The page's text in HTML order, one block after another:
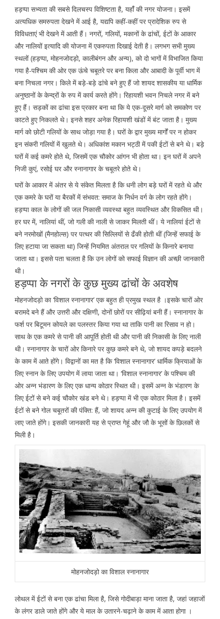
हड़प्पा सभ्यता की सबसे दिलचस्प विशिष्टता है, यहांँ की नगर योजना। इसमें
अत्यधिक समरुपता देखने में आई है, यद्यपि कहीं-कहीं पर प्रादेशिक रुप से
विविधताएं भी देखने में आती हैं। नगरों, गलियों, मकानों के ढांचों, ईटों के आकार
और नालियों इत्यादि की योजना में एकरुपता दिखाई देती है। लगभग सभी मुख्य
स्थलों (हड़प्पा, मोहनजोदड़ो, कालीबंगन और अन्य), को दो भागों में विभाजित किया
गया है-पश्चिम की ओर एक ऊंचे चबूतरे पर बना किला और आबादी के पूर्वी भाग में
बना निचला नगर। किले में बड़े-बड़े ढांचे बने हुए हैं जो शायद शासकीय या धार्मिक
अनुष्ठानों के केन्द्रों के रुप में कार्य करते होंगे। रिहायशी भवन निचले नगर में बने
हुए हैं। सड़कों का ढांचा इस प्रकार बना था कि ये एक-दूसरे मार्ग को समकोण पर
काटते हुए निकलते थे। इनसे शहर अनेक रिहायशी खंडों में बंट जाता है। मुख्य
मार्ग को छोटी गलियों के साथ जोड़ा गया है। घरों के द्वार मुख्य मार्गों पर न होकर
इन संकरी गलियों में खुलते थे। अधिकांश मकान भट्ठी में पकी ईटों से बने थे। बड़े
घरों में कई कमरे होते थे, जिसमें एक चौकोर आंगन भी होता था। इन घरों में अपने
निजी कुएं, रसोई घर और स्नानागार के चबूतरे होते थे।
घरों के आकार में अंतर से ये संकेत मिलता है कि धनी लोग बड़े घरों में रहते थे और
एक कमरे के घरों या बैरकों में संभवत: समाज के निर्धन वर्ग के लोग रहते होंगे।
हड़प्पा काल के लोगों की जल निकासी व्यवस्था बहुत व्यवस्थित और विकसित थी।
हर घर में, नालियां थीं, जो गली की नाली से जाकर मिलती थीं। ये नालियां ईटों से
बने नरमोखों (मैनहोल्स) पर पत्थर की सिल्लियों से ढँकी होती थीं (जिन्हें सफाई के
लिए हटाया जा सकता था) जिन्हें नियमित अंतराल पर गलियों के किनारे बनाया
जाता था। इससे पता चलता है कि उन लोगों को सफाई विज्ञान की अच्छी जानकारी
थी।
हड़प्पा के नगरों के कुछ मुख्य ढांचों के अवशेष
मोहनजोदड़ो का ‘विशाल स्नानागार’ एक बहुत ही प्रमुख स्थल है ।इसके चारों ओर
बरामदे बने हैं और उत्तरी और दक्षिणी, दोनों छोरों पर सीढ़ियां बनी हैं। स्नानागार के
फर्श पर बिटूमन कोयले का पलस्तर किया गया था ताकि पानी का रिसाव न हो।
साथ के एक कमरे से पानी की आपूर्ति होती थी और पानी की निकासी के लिए नाली
थी। स्नानागार के चारों ओर किनारे पर कुछ कमरे बने थे, जो शायद कपड़े बदलने
के काम में आते होंगे। विद्वानों का मत है कि ‘विशाल स्नानागार’ धार्मिक क्रियाओं के
लिए स्नान के लिए उपयोग में लाया जाता था। ‘विशाल स्नानागार’ के पश्चिम की
ओर अन्न भंडारण के लिए एक धान्य कोठार स्थित थी। इसमें अन्न के भंडारण के
लिए ईटों से बने कई चौकोर खंड बने थे। हड़प्पा में भी एक कोठार मिला है। इसमें
ईटों से बने गोल चबूतरों की पंक्ति: हैं, जो शायद अन्न की कुटाई के लिए उपयोग में
लाए जाते होंगे। इसकी जानकारी यह से प्राप्त गेहूं और जौ के भूसों के छिलकों से
मिली है।
मोहनजोदड़ो का विशाल स्नानागार
लोथल में ईटों से बना एक ढांचा मिला है, जिसे गोदीबाड़ा माना जाता है, जहां जहाजों
के लंगर डाले जाते होंगे और ये माल के उतारने-चढ़ाने के काम में आता होगा ।